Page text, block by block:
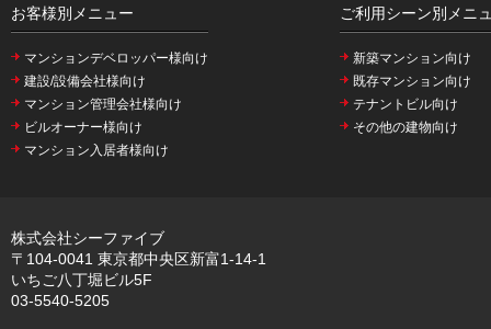
お客様別メニュー
マンションデベロッパー様向け
建設/設備会社様向け
マンション管理会社様向け
ビルオーナー様向け
マンション入居者様向け
ご利用シーン別メニ
新築マンション向け
既存マンション向け
テナントビル向け
その他の建物向け
株式会社シーファイブ
〒104-0041 東京都中央区新富1-14-1
いちご八丁堀ビル5F
03-5540-5205